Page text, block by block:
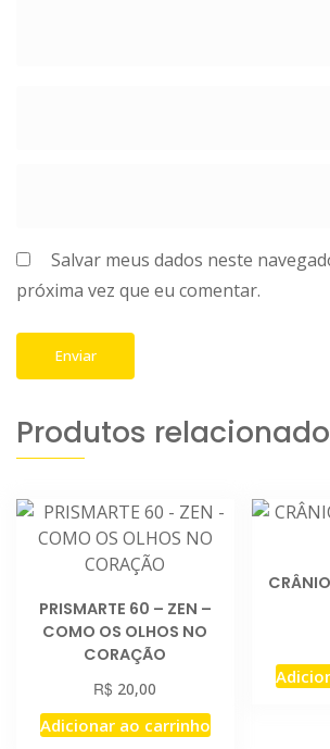
Salvar meus dados neste
próxima vez que eu comentar.
Produtos
PRISMARTE 60 – ZEN –
COMO OS OLHOS NO
CORAÇÃO
R$ 20,00
Adicionar ao carrinho